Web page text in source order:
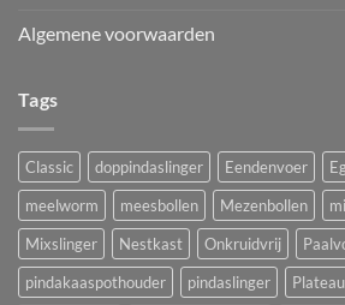
Algemene voorwaarden
Tags
Classic doppindaslinger Eendenvoer
meelworm
meesbollen Mezenbollen
Mixslinger
Nestkast Onkruidvrij
pindakaaspothouder
pindaslinger Plateau